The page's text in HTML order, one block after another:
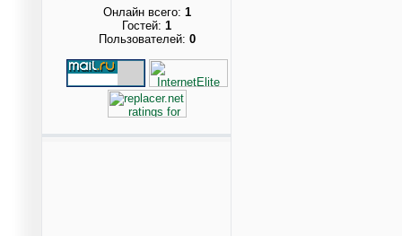
Онлайн всего: 1
Гостей: 1
Пользователей: 0